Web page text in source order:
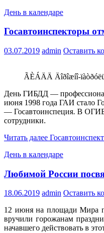
День в календаре
Госавтоинспекторы
03.07.2019 admin Оставить
ÃÈÁÄÄ Äîðîæíî-
День ГИБДД —
июня 1998 года ГАИ стало
— Госавтоинспеция. В
сотрудники.
Читать далее
День в календаре
Любимой России
18.06.2019 admin Оставить
12 июня на площади Мира
вручили горожанам
начавшего действовать в